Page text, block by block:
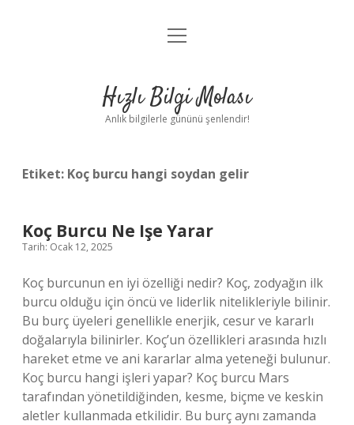
Anasayfa
Yasal Uyarı
menüyü
Hızlı Bilgi Molası
Anlık bilgilerle gününü şenlendir!
Etiket: Koç burcu hangi soydan gelir
Koç Burcu Ne Işe Yarar
Tarih: Ocak 12, 2025
Koç burcunun en iyi özelliği nedir? Koç, zodyağın ilk
burcu olduğu için öncü ve liderlik nitelikleriyle bilinir.
Bu burç üyeleri genellikle enerjik, cesur ve kararlı
doğalarıyla bilinirler. Koç’un özellikleri arasında hızlı
hareket etme ve ani kararlar alma yeteneği bulunur.
Koç burcu hangi işleri yapar? Koç burcu Mars
tarafından yönetildiğinden, kesme, biçme ve keskin
aletler kullanmada etkilidir. Bu burç aynı zamanda